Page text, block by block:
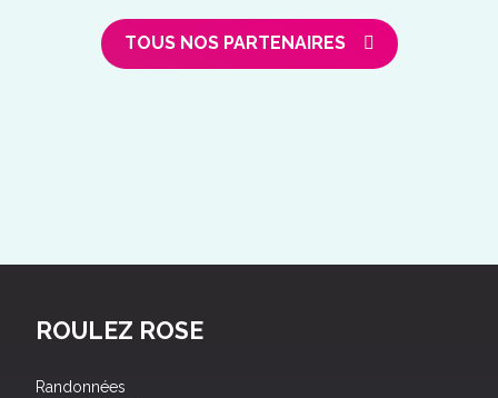
TOUS NOS PARTENAIRES
ROULEZ ROSE
Randonnées